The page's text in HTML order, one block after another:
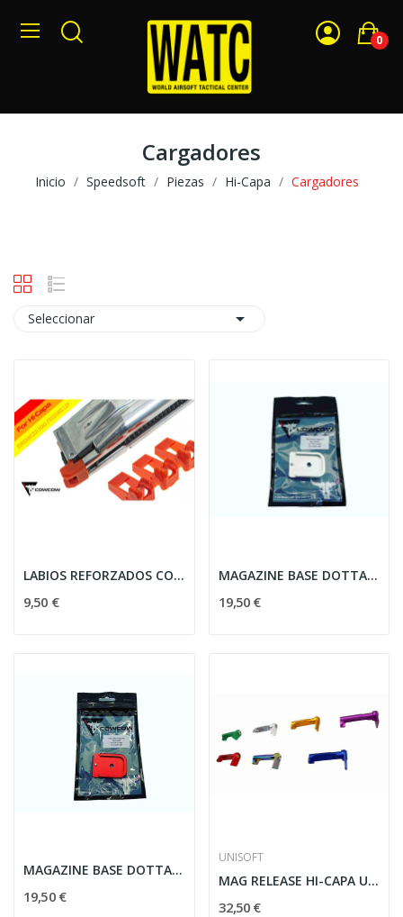
0
Cargadores
Inicio Speedsoft Piezas Hi-Capa Cargadores
Seleccionar 
LABIOS REFORZADOS COWCOW PARA TM HI-CAPA (1...
9,50 €
MAGAZINE BASE DOTTAC D01 COWCOW PARA TM HI-CAPA...
19,50 €
MAGAZINE BASE DOTTAC D01 COWCOW PARA TM HI-CAPA...
19,50 €
UNISOFT
MAG RELEASE HI-CAPA UNISOFT
32,50 €